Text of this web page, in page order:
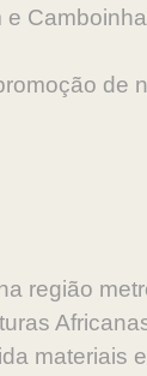
e
de
região
materiais